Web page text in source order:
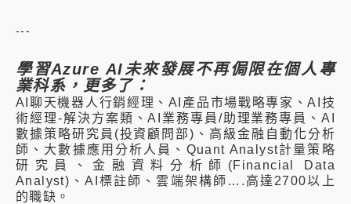
---
學習Azure AI未來發展不再侷限在個人專
業科系，更多了：
AI聊天機器人行銷經理、AI產品市場戰略專家、AI技
術經理-解決方案類、AI業務專員/助理業務專員、AI
數據策略研究員(投資顧問部)、高級金融自動化分析
師、大數據應用分析人員、Quant Analyst計量策略
研究員、金融資料分析師(Financial Data
Analyst)、AI標註師、雲端架構師….高達2700以上
的職缺。